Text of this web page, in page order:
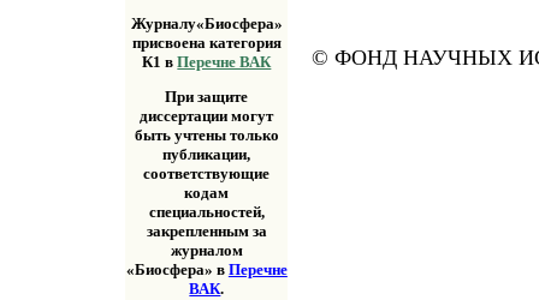
Журналу«Биосфера»
присвоена категория
К1 вПеречне ВАК
При защите
диссертации могут
быть учтены только
публикации,
соответствующие
кодам
специальностей,
закрепленным за
журналом
«Биосфера» в Перечне
ВАК.
© ФОНД НАУЧНЫХ